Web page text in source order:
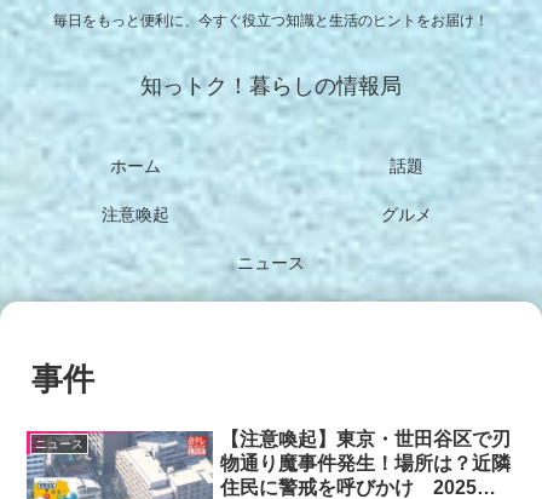
毎日をもっと便利に、今すぐ役立つ知識と生活のヒントをお届け！
知っトク！暮らしの情報局
ホーム 話題
注意喚起 グルメ
ニュース
事件
ニュース
【注意喚起】東京・世田谷区で刃
物通り魔事件発生！場所は？近隣
住民に警戒を呼びかけ 2025年9